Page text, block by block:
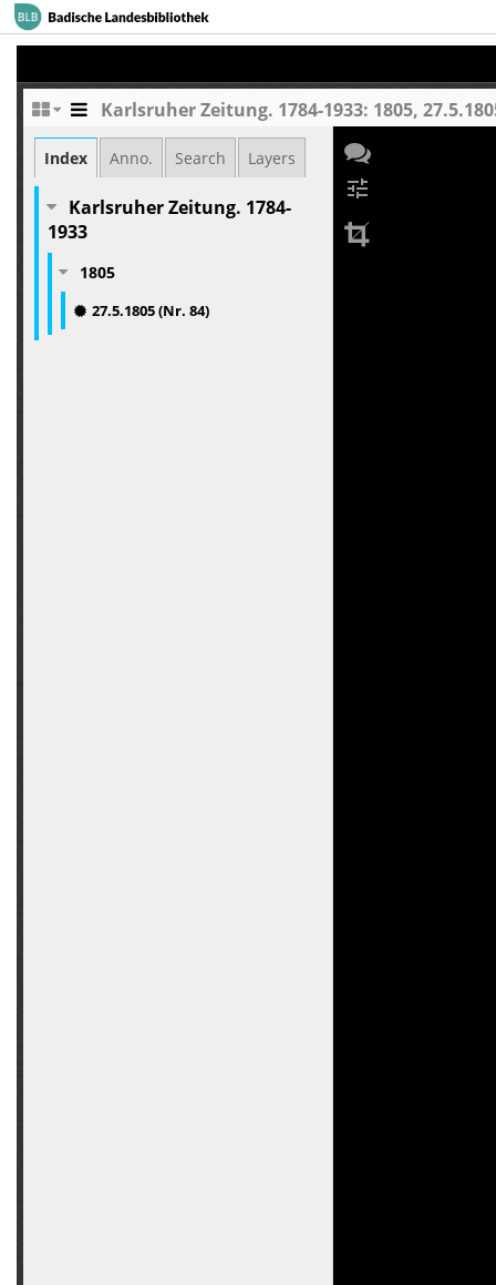
Karlsruher Zeitung. 1784-1933: 1805,
Index Anno. Search Layers
Karlsruher Zeitung. 1784-
1933
1805
27.5.1805 (Nr. 84)
tune